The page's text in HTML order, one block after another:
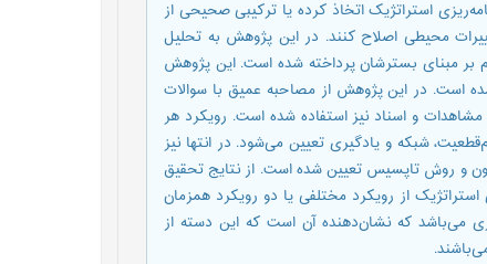
استراتژیک اتخاذ کرده یا ترکیبی صحیحی از
محیطی اصلاح کنند. در این پژوهش به تحلیل
بر مبنای بسترشان پرداخته شده است. این پژوهش
چند موردی با تعداد 12 مورد استفاده شده است. در این پژوهش از مصاحبه عمیق با سوالات
و اسناد نیز استفاده شده است. رویکرد هر
4 رویکرد استراتژیک بقا، عدم‌قطعیت، شبکه و یادگیری تعیین می‌شود. در انتها نیز
و روش تاپسیس تعیین شده است. از نتایج تحقیق
از رویکرد مختلفی یا دو رویکرد همزمان
می‌باشد که نشان‌دهنده آن است که این دسته از